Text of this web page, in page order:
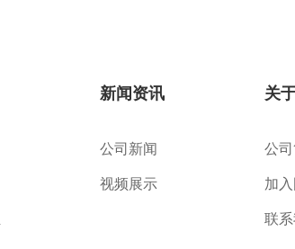
新闻资讯
公司新闻
视频展示
关
公
加
联